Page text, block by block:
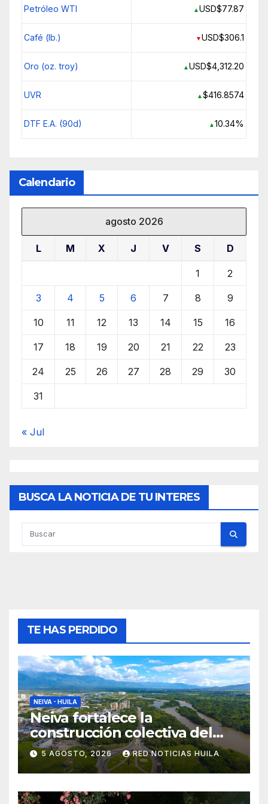
Petróleo WTI ▲USD$77.87
Café (lb.) ▼USD$306.1
Oro (oz. troy) ▲USD$4,312.20
UVR ▲$416.8574
DTF E.A. (90d) ▲ 10.34%
Calendario
agosto 2026
L M X J V S D
1 2
3 4 5 6 7 8 9
10 11 12 13 14 15 16
17 18 19 20 21 22 23
24 25 26 27 28 29 30
31
« Jul
BUSCA LA NOTICIA DE TU INTERES
TE HAS PERDIDO
NEIVA - HUILA
Neiva fortalece la
construcción colectiva del
POT
5 AGOSTO, 2026 RED NOTICIAS HUILA